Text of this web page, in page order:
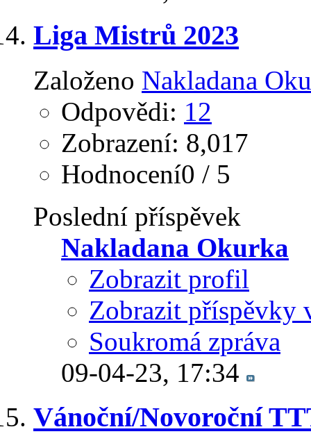
Liga Mistrů 2023
Založeno Nakladana
Odpovědi: 12
Zobrazení: 8,017
Hodnocení0 / 5
Poslední příspěvek
Nakladana Okurka
Zobrazit profil
Zobrazit příspěvky
Soukromá zpráva
09-04-23, 17:34
Vánoční/Novoroční